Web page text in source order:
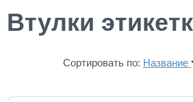
Втулки
Сортировать по: Название